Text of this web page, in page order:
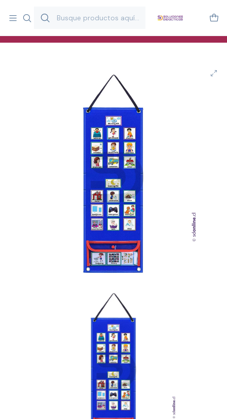
y estimulación infantil en Chile.
Especialistas en recursos educativos para aulas, terapeutas y